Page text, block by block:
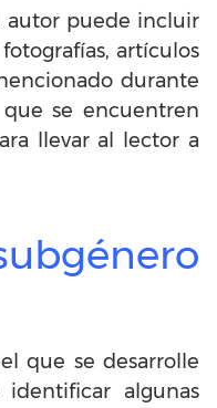
autor puede incluir
artículos
durante
se encuentren
llevar al lector a
que se desarrolle
algunas